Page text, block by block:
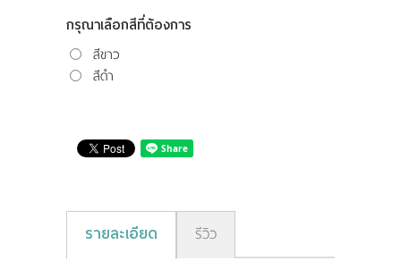
ติดต่อเรากรุณาเลือกสีที่ต้องการ
สีขาว
สีดำ
รายละเอียด รีวิว